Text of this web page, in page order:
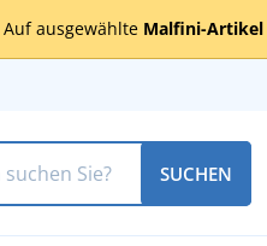
Auf ausgewählte Malfini-Artikel
SUCHEN